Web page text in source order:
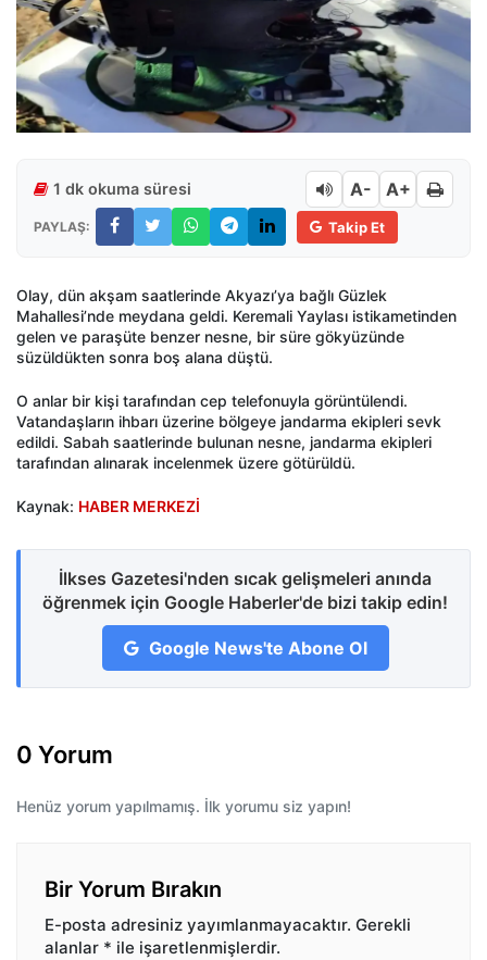
1 dk okuma süresi A- A+
PAYLAŞ: Takip Et
Olay, dün akşam saatlerinde Akyazı’ya bağlı Güzlek
Mahallesi’nde meydana geldi. Keremali Yaylası istikametinden
gelen ve paraşüte benzer nesne, bir süre gökyüzünde
süzüldükten sonra boş alana düştü.
O anlar bir kişi tarafından cep telefonuyla görüntülendi.
Vatandaşların ihbarı üzerine bölgeye jandarma ekipleri sevk
edildi. Sabah saatlerinde bulunan nesne, jandarma ekipleri
tarafından alınarak incelenmek üzere götürüldü.
Kaynak: HABER MERKEZİ
İlkses Gazetesi'nden sıcak gelişmeleri anında
öğrenmek için Google Haberler'de bizi takip edin!
Google News'te Abone Ol
0 Yorum
Henüz yorum yapılmamış. İlk yorumu siz yapın!
Bir Yorum Bırakın
E-posta adresiniz yayımlanmayacaktır. Gerekli
alanlar * ile işaretlenmişlerdir.